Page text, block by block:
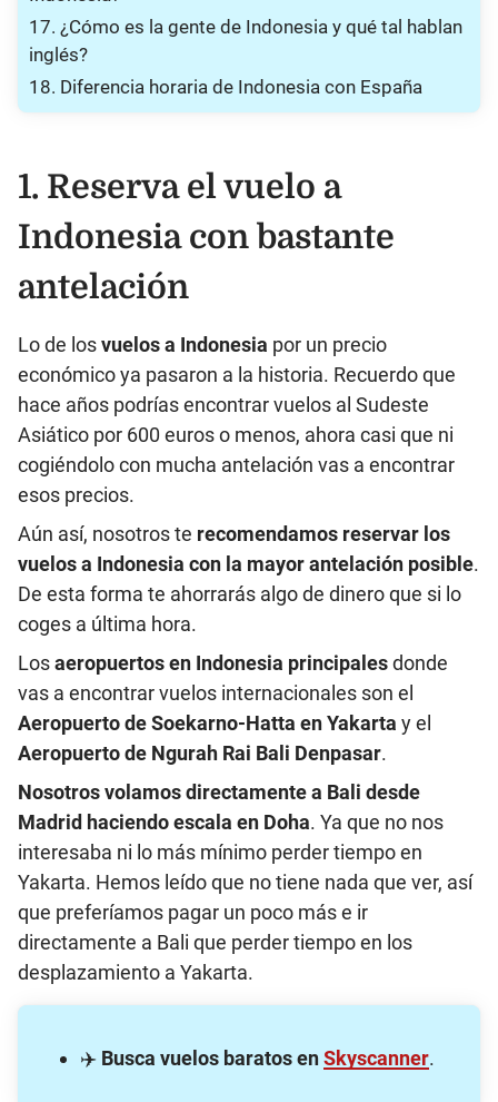
17. ¿Cómo es la gente de Indonesia y qué tal hablan
inglés?
18. Diferencia horaria de Indonesia con España
1. Reserva el vuelo a
Indonesia con bastante
antelación
Lo de losvuelos a Indonesia por un precio
económico ya pasaron a la historia. Recuerdo que
hace años podrías encontrar vuelos al Sudeste
Asiático por 600 euros o menos, ahora casi que ni
cogiéndolo con mucha antelación vas a encontrar
esos precios.
Aún así, nosotros te recomendamos reservar los
vuelos a Indonesia con la mayor antelación posible.
De esta forma te ahorrarás algo de dinero que si lo
coges a última hora.
Losaeropuertos en Indonesia principalesdonde
vas a encontrar vuelos internacionales son el
Aeropuerto de Soekarno-Hatta en Yakarta y el
Aeropuerto de Ngurah Rai Bali Denpasar.
Nosotros volamos directamente a Bali desde
Madrid haciendo escala en Doha. Ya que no nos
interesaba ni lo más mínimo perder tiempo en
Yakarta. Hemos leído que no tiene nada que ver, así
que preferíamos pagar un poco más e ir
directamente a Bali que perder tiempo en los
desplazamiento a Yakarta.
✈️ Busca vuelos baratos enSkyscanner.